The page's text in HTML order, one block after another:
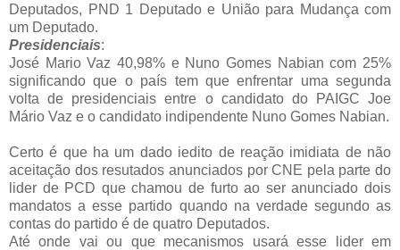
Deputados, PND 1 Deputado e União para Mudança com
um Deputado.
Presidenciais:
José Mario Vaz 40,98% e Nuno Gomes Nabian com 25%
significando que o país tem que enfrentar uma segunda
volta de presidenciais entre o candidato do PAIGC Joe
Mário Vaz e o candidato indipendente Nuno Gomes Nabian.
Certo é que ha um dado iedito de reação imidiata de não
aceitação dos resutados anunciados por CNE pela parte do
lider de PCD que chamou de furto ao ser anunciado dois
mandatos a esse partido quando na verdade segundo as
contas do partido é de quatro Deputados.
Até onde vai ou que mecanismos usará esse lider em